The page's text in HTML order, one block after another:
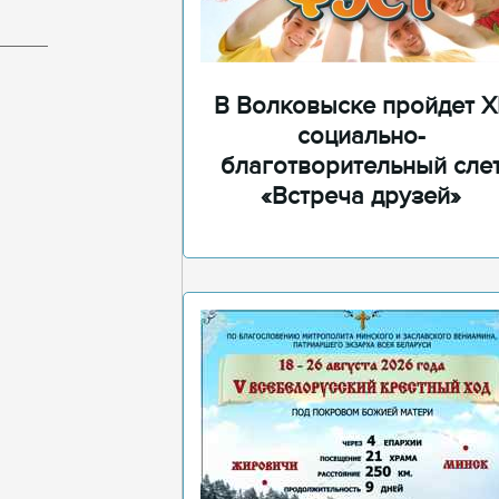
В Волковыске пройдет
социально-
благотворительный
«Встреча друзей»